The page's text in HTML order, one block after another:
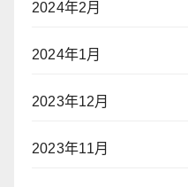
2024年2月
2024年1月
2023年12月
2023年11月